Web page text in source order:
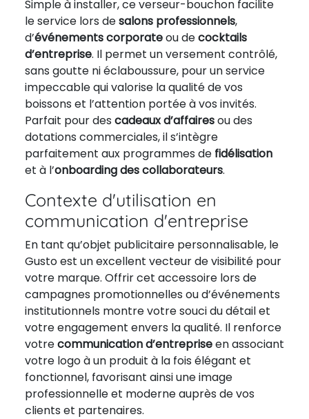
Simple à installer, ce verseur-bouchon facilite
le service lors desalons professionnels,
d’événements corporateou decocktails
d’entreprise. Il permet un versement contrôlé,
sans goutte ni éclaboussure, pour un service
impeccable qui valorise la qualité de vos
boissons et l’attention portée à vos invités.
Parfait pour des cadeaux d’affairesou des
dotations commerciales, il s’intègre
parfaitement aux programmes de fidélisation
et à l’onboarding des collaborateurs.
Contexte d'utilisation en
communication d'entreprise
En tant qu’objet publicitaire personnalisable, le
Gusto est un excellent vecteur de visibilité pour
votre marque. Offrir cet accessoire lors de
campagnes promotionnelles ou d’événements
institutionnels montre votre souci du détail et
votre engagement envers la qualité. Il renforce
votrecommunication d’entrepriseen associant
votre logo à un produit à la fois élégant et
fonctionnel, favorisant ainsi une image
professionnelle et moderne auprès de vos
clients et partenaires.